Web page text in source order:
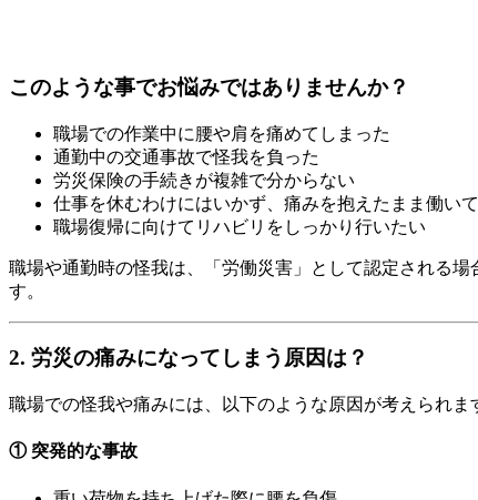
このような事でお悩みではありませんか？
職場での作業中に腰や肩を痛めてしまった
通勤中の交通事故で怪我を負った
労災保険の手続きが複雑で分からない
仕事を休むわけにはいかず、痛みを抱えたまま働い
職場復帰に向けてリハビリをしっかり行いたい
職場や通勤時の怪我は、「労働災害」として認定される場
す。
2. 労災の痛みになってしまう原因は？
職場での怪我や痛みには、以下のような原因が考えられま
① 突発的な事故